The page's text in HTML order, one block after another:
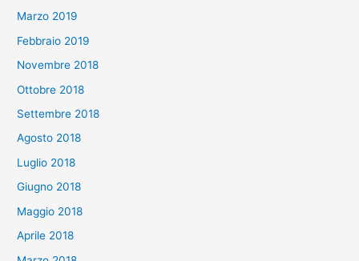
Marzo 2019
Febbraio 2019
Novembre 2018
Ottobre 2018
Settembre 2018
Agosto 2018
Luglio 2018
Giugno 2018
Maggio 2018
Aprile 2018